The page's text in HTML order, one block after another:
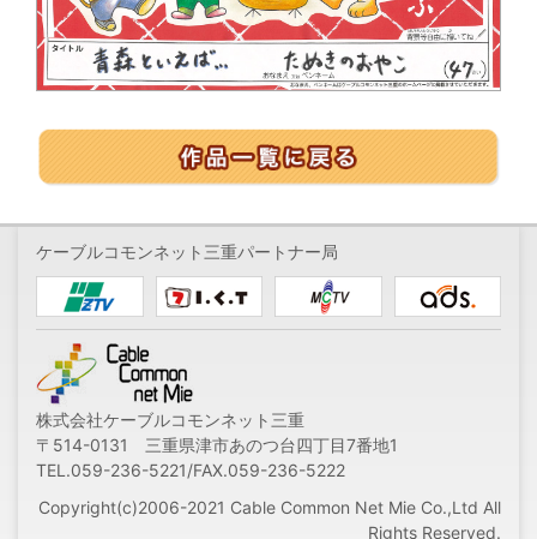
ケーブルコモンネット三重パートナー局
株式会社ケーブルコモンネット三重
〒514-0131 三重県津市あのつ台四丁目7番地1
TEL.059-236-5221/FAX.059-236-5222
Copyright(c)2006-2021 Cable Common Net Mie Co.,Ltd All
Rights Reserved.